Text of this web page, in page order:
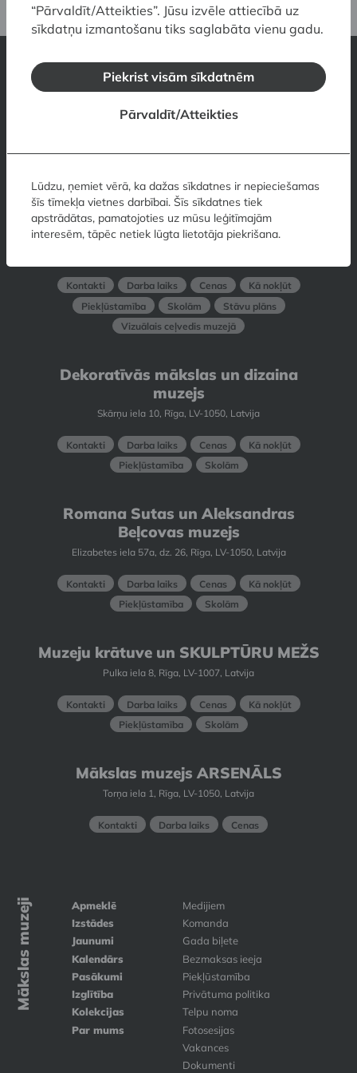
Latvijas Nacionālais mākslas muzejs
Jaņa Rozentāla laukums 1, Rīga, LV-1010, Latvija
Vizuālais ceļvedis muzejā
Mākslas muzejs RĪGAS BIRŽA
Kontakti Darba laiks Cenas
Kā nokļūt
Piekļūstamība
Skolām
Stāvu plāns
Vizuālais ceļvedis muzejā
Dekoratīvās mākslas un dizaina
muzejs
Skārņu iela 10, Rīga, LV-1050, Latvija
Kontakti Darba laiks Cenas
Kā nokļūt
Piekļūstamība
Skolām
Romana Sutas un Aleksandras
Beļcovas muzejs
Elizabetes iela 57a, dz. 26, Rīga, LV-1050, Latvija
Kontakti Darba laiks Cenas
Kā nokļūt
Piekļūstamība
Skolām
Muzeju krātuve un SKULPTŪRU MEŽS
Pulka iela 8, Rīga, LV-1007, Latvija
Kontakti Darba laiks Cenas
Kā nokļūt
Piekļūstamība
Skolām
Mākslas muzejs ARSENĀLS
Torņa iela 1, Rīga, LV-1050, Latvija
Kontakti Darba laiks Cenas
Mākslas muzeji
Apmeklē
Izstādes
Jaunumi
Kalendārs
Pasākumi
Izglītība
Kolekcijas
Par mums
Medijiem
Komanda
Gada biļete
Bezmaksas ieeja
Piekļūstamība
Privātuma politika
Telpu noma
Fotosesijas
Vakances
Dokumenti
“Pārvaldīt/Atteikties”. Jūsu izvēle attiecībā uz
sīkdatņu izmantošanu tiks saglabāta vienu gadu.
Piekrist visām sīkdatnēm
Pārvaldīt/Atteikties
Lūdzu, ņemiet vērā, ka dažas sīkdatnes ir nepieciešamas
šīs tīmekļa vietnes darbībai. Šīs sīkdatnes tiek
apstrādātas, pamatojoties uz mūsu leģitīmajām
interesēm, tāpēc netiek lūgta lietotāja piekrišana.